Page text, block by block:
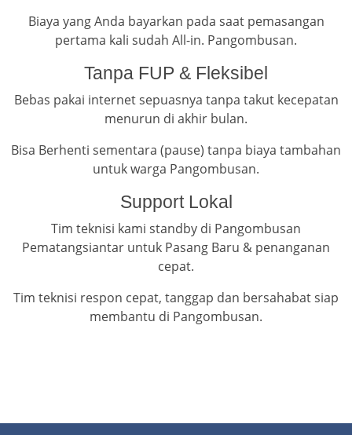
Biaya yang Anda bayarkan pada saat pemasangan
pertama kali sudah All-in. Pangombusan.
Tanpa FUP & Fleksibel
Bebas pakai internet sepuasnya tanpa takut kecepatan
menurun di akhir bulan.
Bisa Berhenti sementara (pause) tanpa biaya tambahan
untuk warga Pangombusan.
Support Lokal
Tim teknisi kami standby di Pangombusan
Pematangsiantar untuk Pasang Baru & penanganan
cepat.
Tim teknisi respon cepat, tanggap dan bersahabat siap
membantu di Pangombusan.